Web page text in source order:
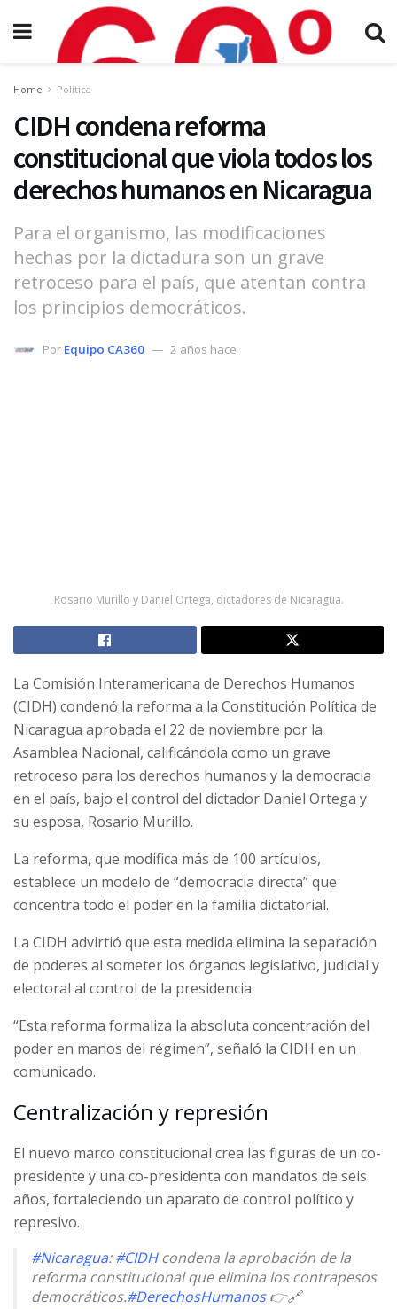
Home Política
CIDH condena reforma
constitucional que viola todos los
derechos humanos en Nicaragua
Para el organismo, las modificaciones
hechas por la dictadura son un grave
retroceso para el país, que atentan contra
los principios democráticos.
Por Equipo CA360 2 años hace
Rosario Murillo y Daniel Ortega, dictadores de Nicaragua.
La Comisión Interamericana de Derechos Humanos
(CIDH) condenó la reforma a la Constitución Política de
Nicaragua aprobada el 22 de noviembre por la
Asamblea Nacional, calificándola como un grave
retroceso para los derechos humanos y la democracia
en el país, bajo el control del dictador Daniel Ortega y
su esposa, Rosario Murillo.
La reforma, que modifica más de 100 artículos,
establece un modelo de “democracia directa” que
concentra todo el poder en la familia dictatorial.
La CIDH advirtió que esta medida elimina la separación
de poderes al someter los órganos legislativo, judicial y
electoral al control de la presidencia.
“Esta reforma formaliza la absoluta concentración del
poder en manos del régimen”, señaló la CIDH en un
comunicado.
Centralización y represión
El nuevo marco constitucional crea las figuras de un co-
presidente y una co-presidenta con mandatos de seis
años, fortaleciendo un aparato de control político y
represivo.
#Nicaragua:#CIDHcondena la aprobación de la
reforma constitucional que elimina los contrapesos
democráticos.#DerechosHumanos👉🔗